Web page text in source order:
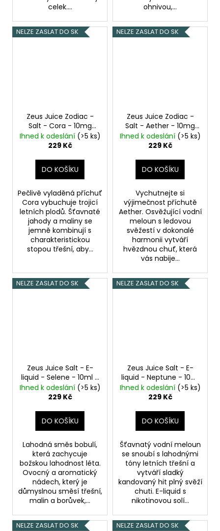
celek....
ohnivou,...
NELZE ZASLAT DO SK
Zeus Juice Zodiac -
Salt - Cora - 10mg
Jahoda, Malina, Třešeň
Ihned k odeslání (>5 ks)
229 Kč
DO KOŠÍKU
Pečlivě vyladěná příchuť
Cora vybuchuje trojicí
letních plodů. Šťavnaté
jahody a maliny se
jemně kombinují s
charakteristickou
stopou třešní, aby...
NELZE ZASLAT DO SK
Zeus Juice Zodiac -
Salt - Aether - 10mg
Vodní meloun,
Chladivá složka (ICE)
Ihned k odeslání (>5 ks)
229 Kč
DO KOŠÍKU
Vychutnejte si
výjimečnost příchutě
Aether. Osvěžující vodní
meloun s ledovou
svěžestí v dokonalé
harmonii vytváří
hvězdnou chuť, která
vás nabije...
NELZE ZASLAT DO SK
Zeus Juice Salt - E-
liquid - Selene - 10ml -
20mg
Ihned k odeslání (>5 ks)
229 Kč
DO KOŠÍKU
Lahodná směs bobulí,
která zachycuje
božskou lahodnost léta.
Ovocný a aromatický
nádech, který je
důmyslnou směsí třešní,
malin a borůvek,...
NELZE ZASLAT DO SK
Zeus Juice Salt - E-
liquid - Neptune - 10ml
- 20mg
Ihned k odeslání (>5 ks)
229 Kč
DO KOŠÍKU
Šťavnatý vodní meloun
se snoubí s lahodnými
tóny letních třešní a
vytváří sladký
kandovaný hit plný svěží
chuti. E-liquid s
nikotinovou solí...
NELZE ZASLAT DO SK NELZE ZASLAT DO SK